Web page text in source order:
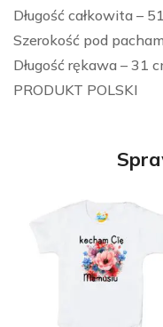
Długość całkowita –
Szerokość pod
Długość rękawa – 31
PRODUKT POLSKI